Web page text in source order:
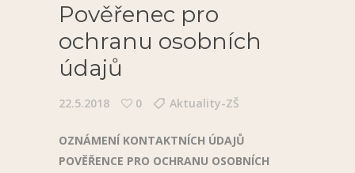
Pověřenec pro
ochranu osobních
údajů
22.5.2018 0 Aktuality-ZŠ
OZNÁMENÍ KONTAKTNÍCH ÚDAJŮ
POVĚŘENCE PRO OCHRANU OSOBNÍCH